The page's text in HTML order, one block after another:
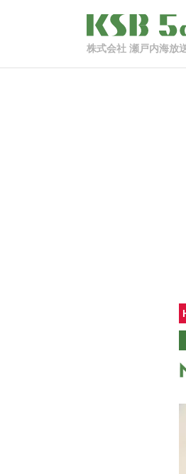
株式会社 瀬戸内海放